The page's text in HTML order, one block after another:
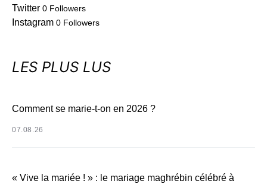
Twitter 0 Followers
Instagram 0 Followers
LES PLUS LUS
Comment se marie-t-on en 2026 ?
07.08.26
« Vive la mariée ! » : le mariage maghrébin célébré à